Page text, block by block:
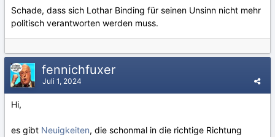
Schade, dass sich Lothar Binding für seinen Unsinn nicht mehr
politisch verantworten werden muss.
fennichfuxer
Juli 1, 2024
Hi,
es gibt Neuigkeiten, die schonmal in die richtige Richtung